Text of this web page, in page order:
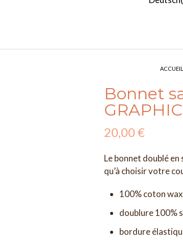
ACCUEIL
Bonnet
GRAPHIC
20,00€
Le bonnet doublé
qu’à choisir votre
100% coton wax
doublure 100%
bordure